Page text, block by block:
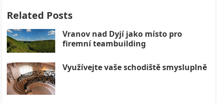
Related Posts
Vranov nad Dyjí jako místo pro
firemní teambuilding
Využívejte vaše schodiště smysluplně